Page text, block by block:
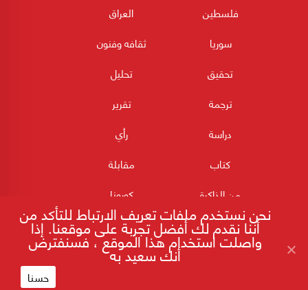
فلسطين
العراق
سوريا
ثقافه وفنون
تحقيق
تحليل
ترجمة
تقرير
دراسة
رأي
كتاب
مقابلة
من الذاكرة
كورونا
نحن نستخدم ملفات تعريف الارتباط للتأكد من
أننا نقدم لك أفضل تجربة على موقعنا. إذا
واصلت استخدام هذا الموقع ، فسنفترض
أنك سعيد به
حسنا